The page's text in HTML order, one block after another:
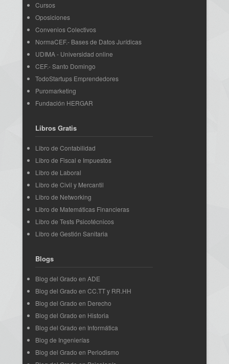
Cursos
Oposiciones
Convenios Colectivos
NormaCEF.- Bases de Datos Jurídicas
UDIMA - Universidad online
CEF.- Santo Domingo
TodoStartups Emprendedores
Puromarketing
Fundación HERGAR
Libros Gratis
Libro de Contabilidad
Libro de Fiscal e Impuestos
Libro de Laboral
Libro de Civil y Mercantil
Libro de Networking
Libro de Matemáticas Financieras
Libro de Tests Psicotécnicos
Libro de Gestión Sanitaria
Blogs
Blog del Grado en ADE
Blog del Grado en CC.TT y RR.HH
Blog del Grado en Derecho
Blog del Grado en Historia
Blog del Grado en Informática
Blog de Ingenierías
Blog del Grado en Periodismo